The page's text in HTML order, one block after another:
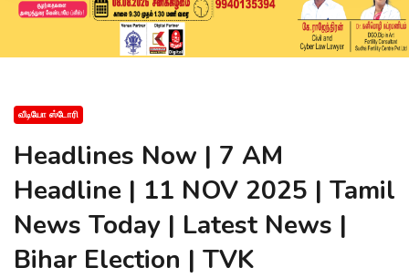
வீடியோ ஸ்டோரி
Headlines Now | 7 AM
Headline | 11 NOV 2025 | Tamil
News Today | Latest News |
Bihar Election | TVK